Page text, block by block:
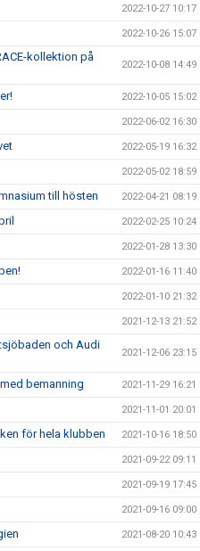
2022-10-27 10:17
2022-10-26 15:07
kollektion på
2022-10-08 14:49
2022-10-05 15:02
2022-06-02 16:30
2022-05-19 16:32
2022-05-02 18:59
till hösten 2022-04-21 08:19
2022-02-25 10:24
2022-01-28 13:30
2022-01-16 11:40
2022-01-10 21:32
2021-12-13 21:52
och Audi
2021-12-06 23:15
bemanning 2021-11-29 16:21
2021-11-01 20:01
för hela klubben 2021-10-16 18:50
2021-09-22 09:11
2021-09-19 17:45
2021-09-16 09:00
2021-08-20 10:43